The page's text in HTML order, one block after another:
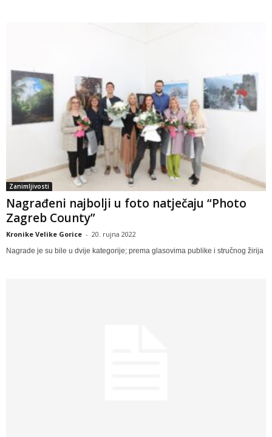
Zanimljivosti
Nagrađeni najbolji u foto natječaju “Photo
Zagreb County”
Kronike Velike Gorice - 20. rujna 2022
Nagrade je su bile u dvije kategorije; prema glasovima publike i stručnog žirija